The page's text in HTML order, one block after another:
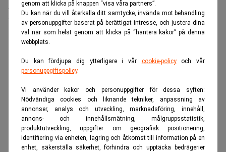
genom att klicka på knappen “visa våra partners”.
Du kan när du vill återkalla ditt samtycke, invända mot behandling
av personuppgifter baserat på berättigat intresse, och justera dina
val när som helst genom att klicka på “hantera kakor” på denna
webbplats.
Du kan fördjupa dig ytterligare i vår cookie-policyoch vår
personuppgiftspolicy.
Vi använder kakor och personuppgifter för dessa syften:
Nödvändiga cookies och liknande tekniker, anpassning av
annonser, analys och utveckling, marknadsföring, innehåll,
annons- och innehållsmätning, målgruppsstatistik,
produktutveckling, uppgifter om geografisk positionering,
identifiering via enheten, lagring och åtkomst till information på en
enhet, säkerställa säkerhet, förhindra och upptäcka bedrägerier
Allvarligt för Argentina – och illavarslande för
tillväxtmarknaderna
ANNONS